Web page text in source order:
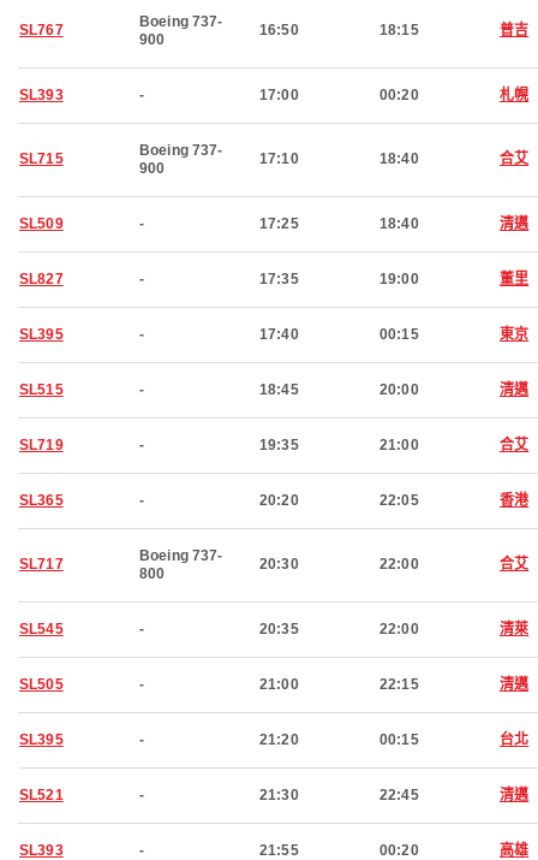
SL767
Boeing 737-
900
16:50 18:15 普吉
SL393 - 17:00 00:20 札幌
SL715
Boeing 737-
900
17:10 18:40 合艾
SL509 - 17:25 18:40 清邁
SL827 - 17:35 19:00 董里
SL395 - 17:40 00:15 東京
SL515 - 18:45 20:00 清邁
SL719 - 19:35 21:00 合艾
SL365 - 20:20 22:05 香港
SL717
Boeing 737-
800
20:30 22:00 合艾
SL545 - 20:35 22:00 清萊
SL505 - 21:00 22:15 清邁
SL395 - 21:20 00:15 台北
SL521 - 21:30 22:45 清邁
SL393 - 21:55 00:20 高雄